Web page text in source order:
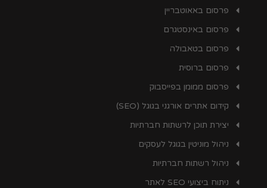
פרסום באאוטבריין
פרסום באינסטגרם
פרסום בטאבולה
פרסום ברוסית
פרסום ממומן בפייסבוק
קידום אתרים אורגני בגוגל (SEO)
יצירת תוכן לרשתות חברתיות
ניהול מוניטין בגוגל לעסקים
ניהול רשתות חברתיות
ניתוח ביצועי SEO לאתר